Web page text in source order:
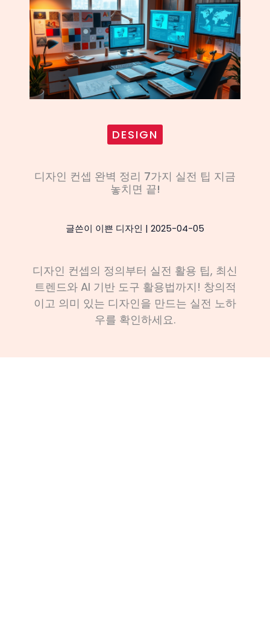
DESIGN
디자인 컨셉 완벽 정리 7가지 실전 팁 지금
놓치면 끝!
글쓴이 이쁜 디자인 | 2025-04-05
디자인 컨셉의 정의부터 실전 활용 팁, 최신
트렌드와 AI 기반 도구 활용법까지! 창의적
이고 의미 있는 디자인을 만드는 실전 노하
우를 확인하세요.